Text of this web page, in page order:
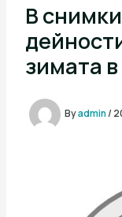
В
зимата
Byadmin/